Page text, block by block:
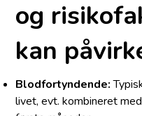
og
kan
Blodfortyndende:
livet, evt. kombineret